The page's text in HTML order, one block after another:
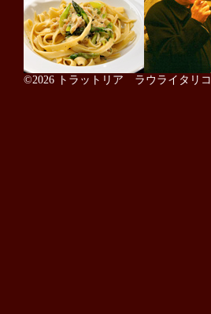
©2026 トラットリア ラウライタリコ